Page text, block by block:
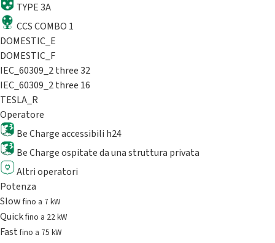
TYPE 3A
CCS COMBO 1
DOMESTIC_E
DOMESTIC_F
IEC_60309_2 three 32
IEC_60309_2 three 16
TESLA_R
Operatore
Be Charge accessibili h24
Be Charge ospitate da una struttura privata
Altri operatori
Potenza
Slowfino a 7 kW
Quickfino a 22 kW
Fastfino a 75 kW